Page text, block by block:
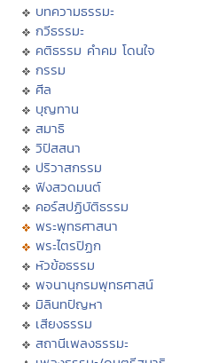
บทความธรรมะ
กวีธรรมะ
คติธรรม คำคม โดนใจ
กรรม
ศีล
บุญทาน
สมาธิ
วิปัสสนา
ปริวาสกรรม
ฟังสวดมนต์
คอร์สปฏิบัติธรรม
พระพุทธศาสนา
พระไตรปิฏก
หัวข้อธรรม
พจนานุกรมพุทธศาสน์
มิลินทปัญหา
เสียงธรรม
สถานีเพลงธรรมะ